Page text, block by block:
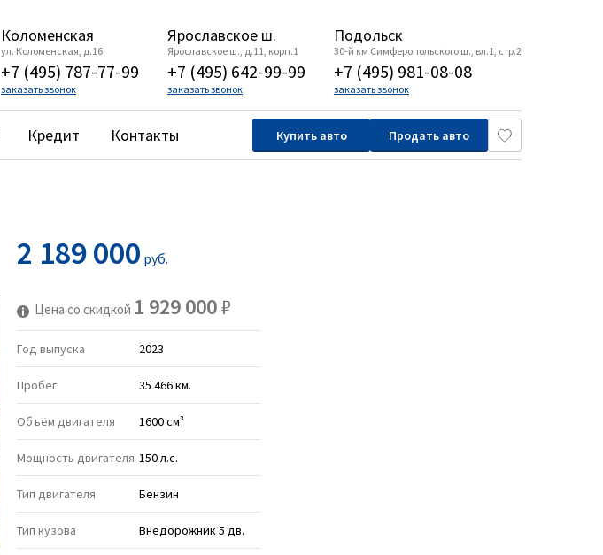
Коломенская
ул. Коломенская, д.16
+7 (495) 787-77-99
заказать звонок
Ярославское ш.
Ярославское ш., д.11, корп.1
+7 (495) 642-99-99
заказать звонок
Подольск
30-й км Симферопольского ш., вл.1, стр.2
+7 (495) 981-08-08
заказать звонок
Кредит Контакты Купить авто Продать авто
2 189 000 руб.
Цена со скидкой 1 929 000₽
Год выпуска 2023
Пробег 35 466 км.
Объём двигателя 1600 см³
Мощность двигателя 150 л.с.
Тип двигателя Бензин
Тип кузова Внедорожник 5 дв.